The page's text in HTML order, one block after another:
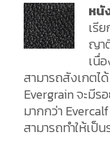
หนั
เรี
ญา
เนื่
สามารถสังเกตไ
Evergrain จะมี
มากกว่า
สามารถทำให้เป็